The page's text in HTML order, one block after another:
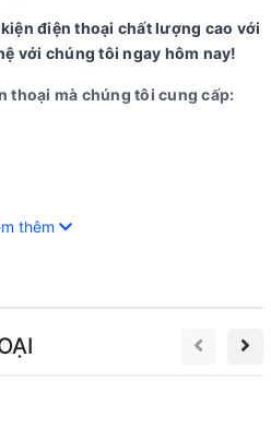
điện thoại chất lượng cao với
với chúng tôi ngay hôm nay!
thoại mà chúng tôi cung cấp:
thêm